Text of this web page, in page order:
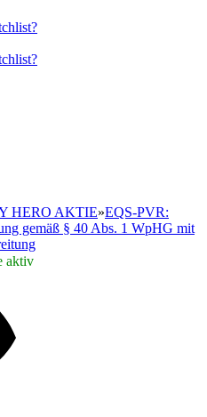
HERO AKTIE»EQS-PVR:
gemäß § 40 Abs. 1 WpHG mit
aktiv